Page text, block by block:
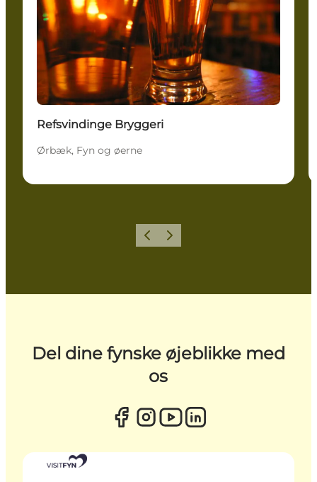
Refsvindinge Bryggeri
Ørbæk, Fyn og øerne
ForrigeNæste
Del dine fynske øjeblikke med
os